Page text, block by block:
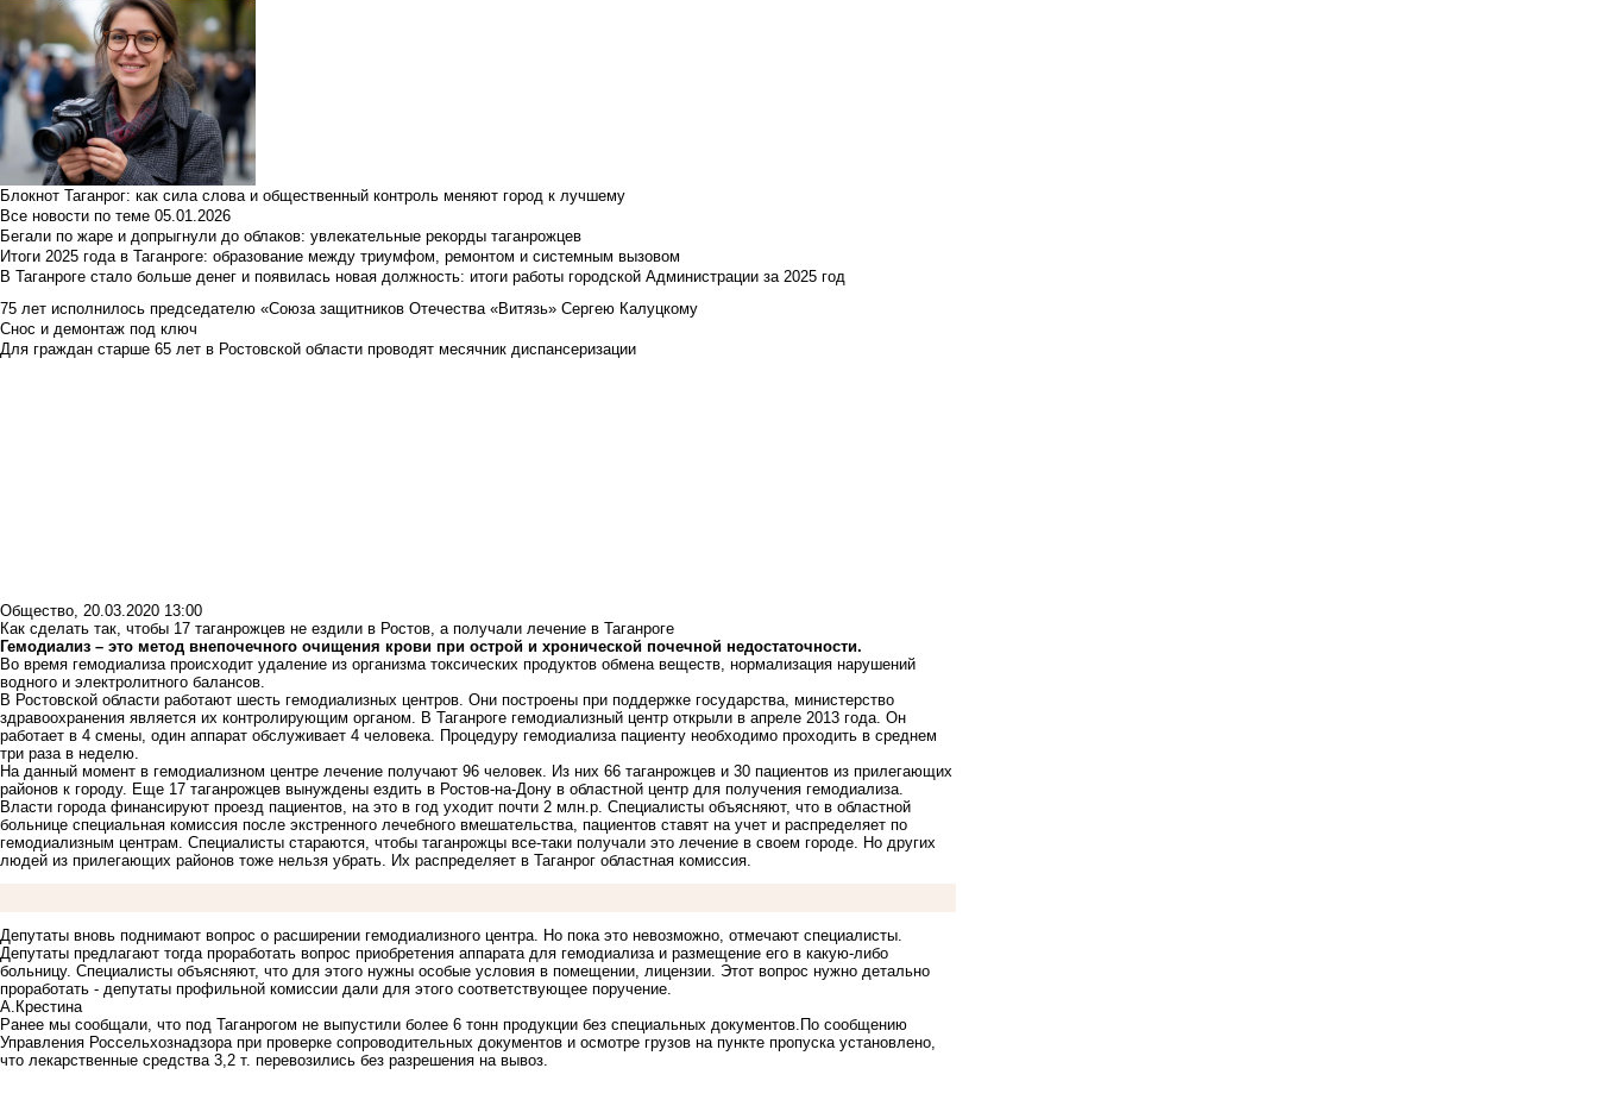
Блокнот Таганрог: как сила слова и общественный контроль меняют город к лучшему
Все новости по теме 05.01.2026
Бегали по жаре и допрыгнули до облаков: увлекательные рекорды таганрожцев
Итоги 2025 года в Таганроге: образование между триумфом, ремонтом и системным вызовом
В Таганроге стало больше денег и появилась новая должность: итоги работы городской Администрации за 2025 год
75 лет исполнилось председателю «Союза защитников Отечества «Витязь» Сергею Калуцкому
Снос и демонтаж под ключ
Для граждан старше 65 лет в Ростовской области проводят месячник диспансеризации
Общество, 20.03.2020 13:00
Как сделать так, чтобы 17 таганрожцев не ездили в Ростов, а получали лечение в Таганроге
Гемодиализ – это метод внепочечного очищения крови при острой и хронической почечной недостаточности.
Во время гемодиализа происходит удаление из организма токсических продуктов обмена веществ, нормализация нарушений
водного и электролитного балансов.
В Ростовской области работают шесть гемодиализных центров. Они построены при поддержке государства, министерство
здравоохранения является их контролирующим органом. В Таганроге гемодиализный центр открыли в апреле 2013 года. Он
работает в 4 смены, один аппарат обслуживает 4 человека. Процедуру гемодиализа пациенту необходимо проходить в среднем
три раза в неделю.
На данный момент в гемодиализном центре лечение получают 96 человек. Из них 66 таганрожцев и 30 пациентов из прилегающих
районов к городу. Еще 17 таганрожцев вынуждены ездить в Ростов-на-Дону в областной центр для получения гемодиализа.
Власти города финансируют проезд пациентов, на это в год уходит почти 2 млн.р. Специалисты объясняют, что в областной
больнице специальная комиссия после экстренного лечебного вмешательства, пациентов ставят на учет и распределяет по
гемодиализным центрам. Специалисты стараются, чтобы таганрожцы все-таки получали это лечение в своем городе. Но других
людей из прилегающих районов тоже нельзя убрать. Их распределяет в Таганрог областная комиссия.
Депутаты вновь поднимают вопрос о расширении гемодиализного центра. Но пока это невозможно, отмечают специалисты.
Депутаты предлагают тогда проработать вопрос приобретения аппарата для гемодиализа и размещение его в какую-либо
больницу. Специалисты объясняют, что для этого нужны особые условия в помещении, лицензии. Этот вопрос нужно детально
проработать - депутаты профильной комиссии дали для этого соответствующее поручение.
А.Крестина
Ранее мы сообщали, что под Таганрогом не выпустили более 6 тонн продукции без специальных документов.По сообщению
Управления Россельхознадзора при проверке сопроводительных документов и осмотре грузов на пункте пропуска установлено,
что лекарственные средства 3,2 т. перевозились без разрешения на вывоз.